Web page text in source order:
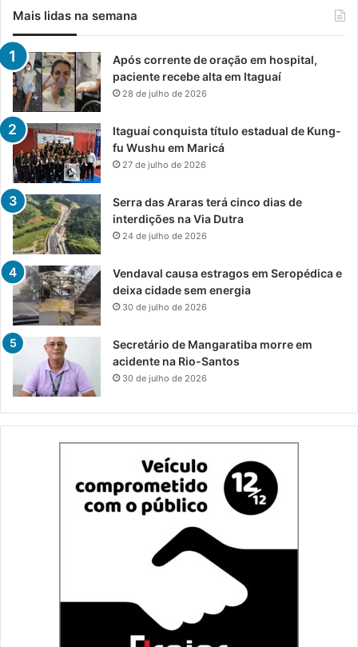
Mais lidas na semana
Após corrente de oração em hospital,
paciente recebe alta em Itaguaí
28 de julho de 2026
Itaguaí conquista título estadual de Kung-
fu Wushu em Maricá
27 de julho de 2026
Serra das Araras terá cinco dias de
interdições na Via Dutra
24 de julho de 2026
Vendaval causa estragos em Seropédica e
deixa cidade sem energia
30 de julho de 2026
Secretário de Mangaratiba morre em
acidente na Rio-Santos
30 de julho de 2026